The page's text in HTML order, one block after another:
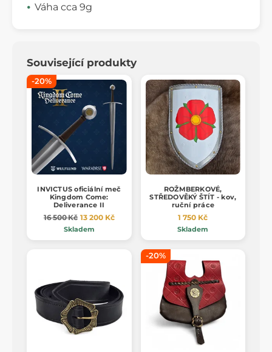
Váha cca 9g
Související produkty
-20%
INVICTUS oficiální meč
Kingdom Come:
Deliverance II
16 500 Kč 13 200 Kč
Skladem
ROŽMBERKOVÉ,
STŘEDOVĚKÝ ŠTÍT - kov,
ruční práce
1 750 Kč
Skladem
-20%